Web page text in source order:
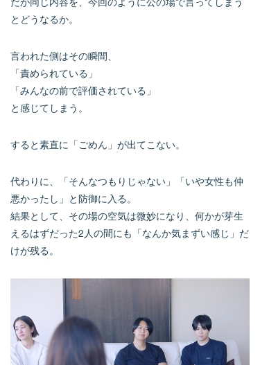
とどうなるか。
言われた側はその瞬間、
「責められている」
「みんなの前で評価されている」
と感じてしまう。
すると素直に「ごめん」が出てこない。
代わりに、「そんなつもりじゃない」「いや女性も仲
悪かったし」と防御に入る。
結果として、その場の空気は微妙になり、何かが芽生
えるはずだった2人の間にも「なんか気まずい感じ」だ
けが残る。